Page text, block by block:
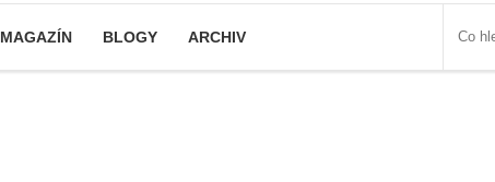
MAGAZÍN BLOGY ARCHIV